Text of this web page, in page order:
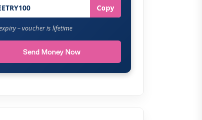
Copy
– voucher is lifetime
Send Money Now